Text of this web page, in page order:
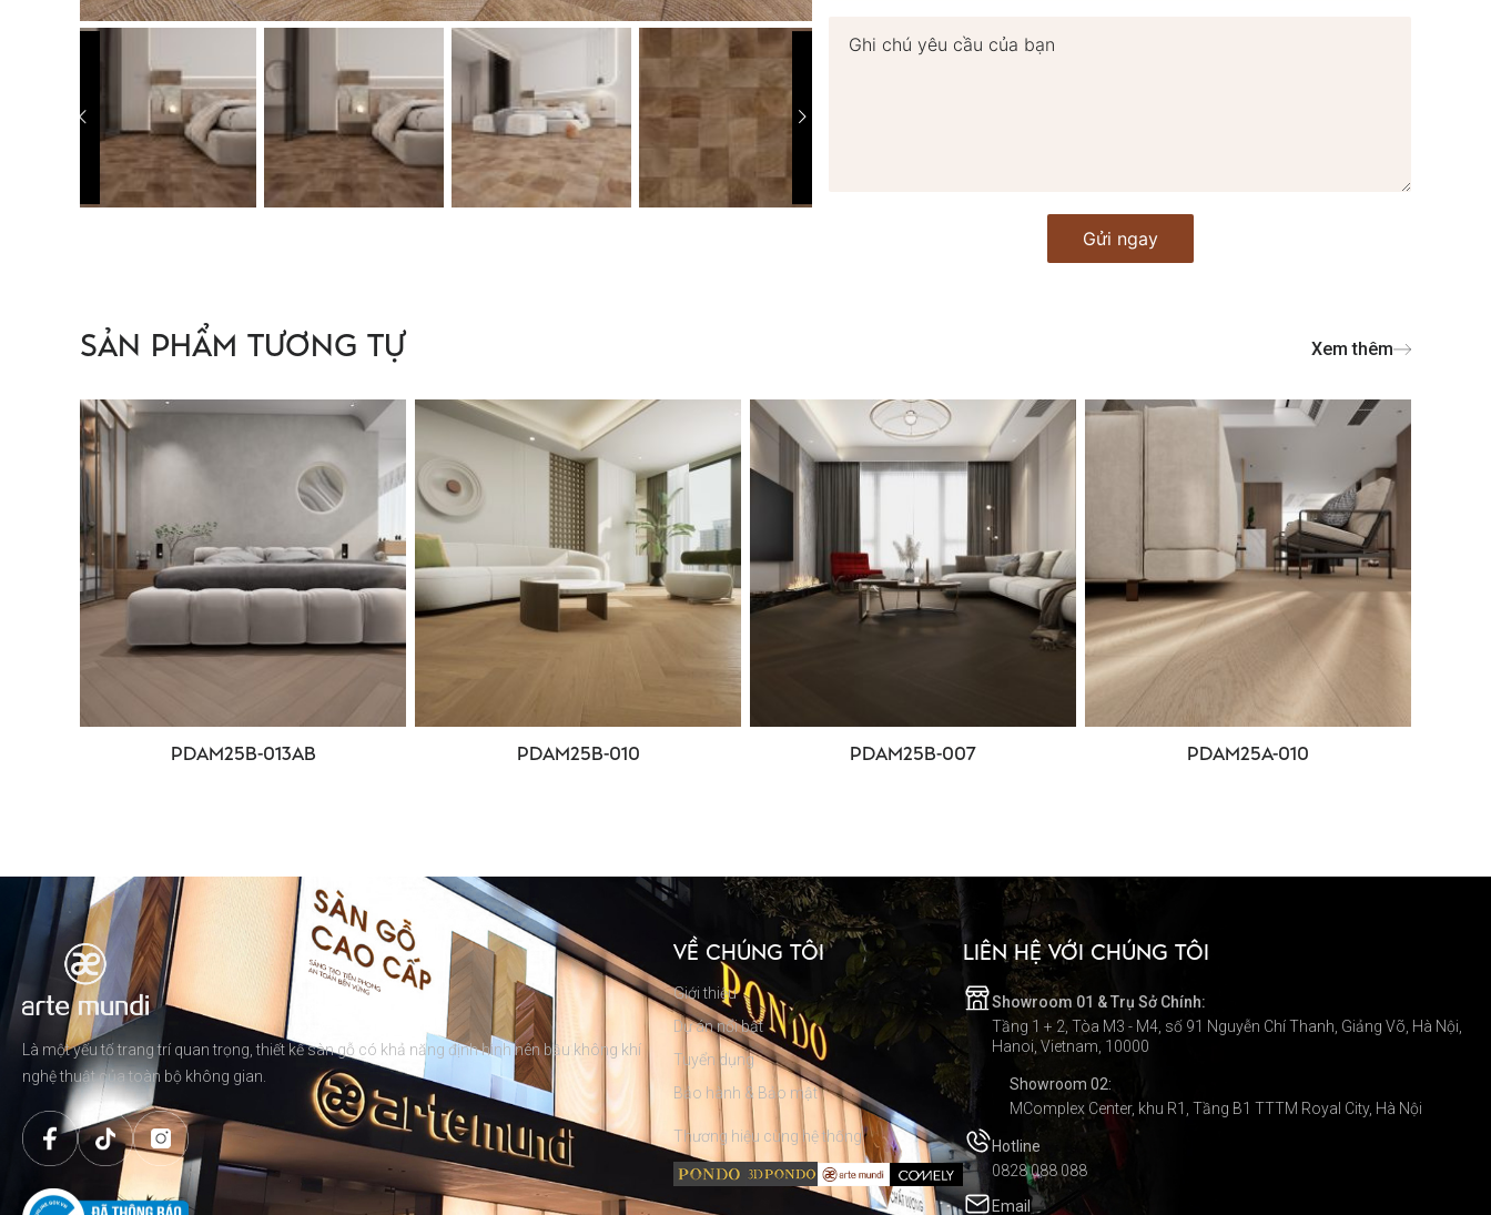
SẢN PHẨM TƯƠNG TỰ Xem thêm
PDAM25B-013AB PDAM25B-010 PDAM25B-007 PDAM25A-010
Là một yếu tố trang trí quan trọng, thiết kế sàn gỗ có khả năng định hình nên bầu không khí
nghệ thuật của toàn bộ không gian.
VỀ CHÚNG TÔI
Giới thiệu
Dự án nổi bật
Tuyển dụng
Bảo hành & Bảo mật
Thương hiệu cùng hệ thống
LIÊN HỆ VỚI CHÚNG TÔI
Showroom 01 & Trụ Sở Chính:
Tầng 1 + 2, Tòa M3 - M4, số 91 Nguyễn Chí Thanh, Giảng Võ, Hà Nội,
Hanoi, Vietnam, 10000
Showroom 02:
MComplex Center, khu R1, Tầng B1 TTTM Royal City, Hà Nội
Hotline
0828 088 088
Email